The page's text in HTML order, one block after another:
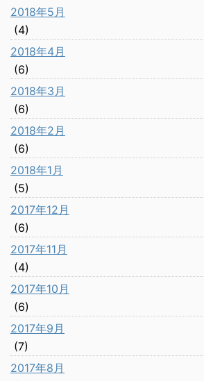
2018年5月
(4)
2018年4月
(6)
2018年3月
(6)
2018年2月
(6)
2018年1月
(5)
2017年12月
(6)
2017年11月
(4)
2017年10月
(6)
2017年9月
(7)
2017年8月